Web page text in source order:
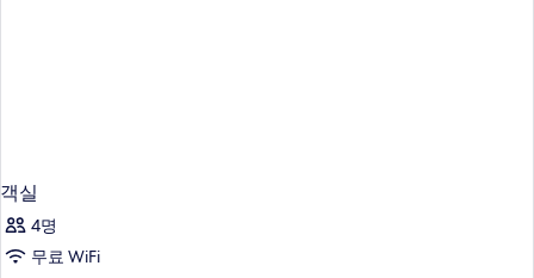
객실
4명
무료 WiFi